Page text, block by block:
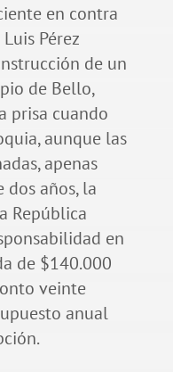
en contra
Pérez
de un
de Bello,
prisa cuando
aunque las
apenas
dos años, la
República
en
de $140.000
veinte
anual